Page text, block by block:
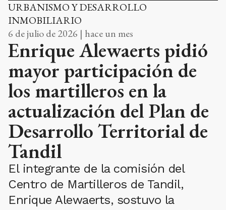
URBANISMO Y DESARROLLO
INMOBILIARIO
6 de julio de 2026 | hace un mes
Enrique Alewaerts pidió
mayor participación de
los martilleros en la
actualización del Plan de
Desarrollo Territorial de
Tandil
El integrante de la comisión del
Centro de Martilleros de Tandil,
Enrique Alewaerts, sostuvo la